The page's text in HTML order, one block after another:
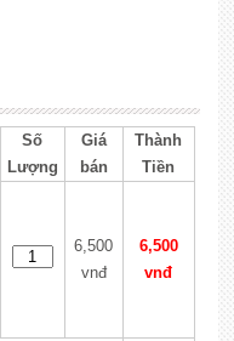
Số
Lượng
Giá
bán
Thành
Tiền
6,500
vnđ
6,500
vnđ